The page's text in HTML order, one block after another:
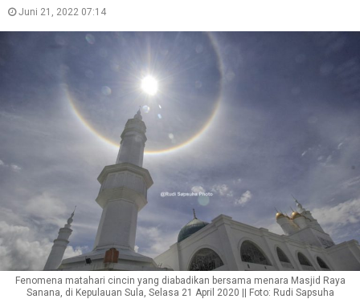
Juni 21, 2022 07:14
Fenomena matahari cincin yang diabadikan bersama menara Masjid Raya
Sanana, di Kepulauan Sula, Selasa 21 April 2020 || Foto: Rudi Sapsuha